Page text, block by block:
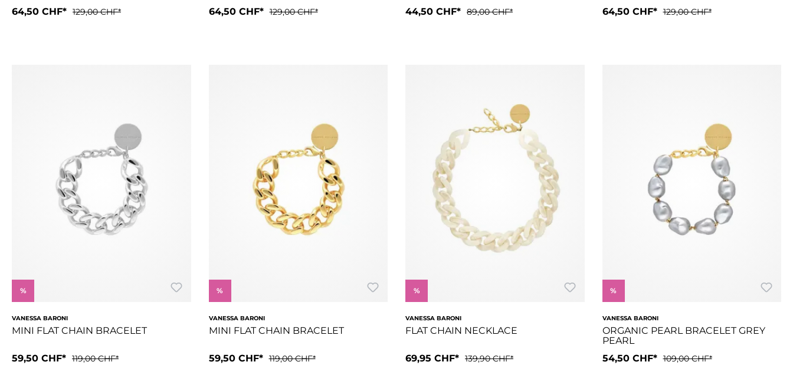
Das Flat Chain Bracelet in edlem Silber ist Overstatement pur. Etwas kleiner als das GREAT Bracelet, schmiegen sich die leichten Acetat-Glieder angenehm um dein Handgelenk. Es
64,50 CHF* 129,00 CHF* Diese Halskette ist mehr als nur ein Schmuckstück. Mit ihrem eleganten Look verkörpert sie atemberaubende Schönheit und maximale
64,50 CHF* 129,00 CHF* Die ausdrucksstarken Acetat-Elemente des Small Turtle Bracelet, verleihen deinem
44,50 CHF* 89,00 CHF* Das neue flexible, elastische Mini Beads
64,50 CHF* 129,00 CHF*
%
VANESSA BARONI
MINI FLAT CHAIN BRACELET
59,50 CHF* 119,00 CHF*
%
VANESSA BARONI
MINI FLAT CHAIN BRACELET
59,50 CHF* 119,00 CHF*
%
VANESSA BARONI
FLAT CHAIN NECKLACE
69,95 CHF* 139,90 CHF*
%
VANESSA BARONI
ORGANIC PEARL BRACELET GREY
PEARL
54,50 CHF* 109,00 CHF*